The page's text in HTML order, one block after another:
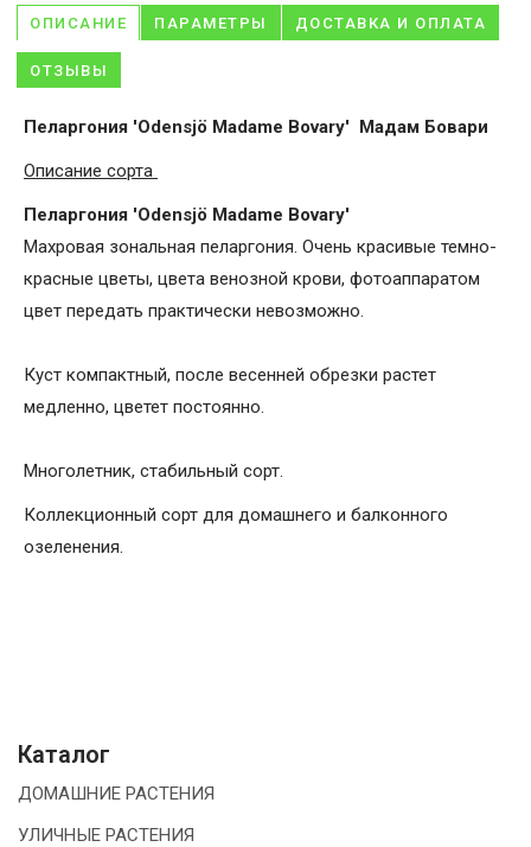
ОПИСАНИЕ ПАРАМЕТРЫ ДОСТАВКА И ОПЛАТА
ОТЗЫВЫ
Пеларгония 'Odensjö Madame Bovary' Мадам Бовари
Описание сорта
Пеларгония 'Odensjö Madame Bovary'
Махровая зональная пеларгония. Очень красивые темно-
красные цветы, цвета венозной крови, фотоаппаратом
цвет передать практически невозможно.
Куст компактный, после весенней обрезки растет
медленно, цветет постоянно.
Многолетник, стабильный сорт.
Коллекционный сорт для домашнего и балконного
озеленения.
Каталог
ДОМАШНИЕ РАСТЕНИЯ
УЛИЧНЫЕ РАСТЕНИЯ